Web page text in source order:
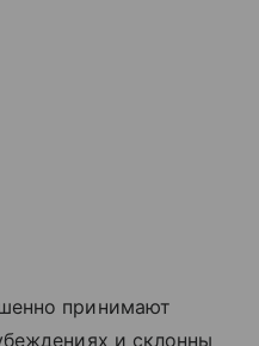
принимают
и склонны